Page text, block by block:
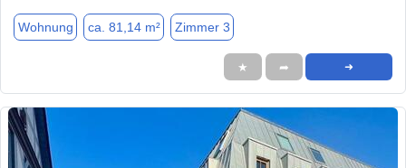
Wohnung ca. 81,14 m² Zimmer 3
★ ➦ ➜